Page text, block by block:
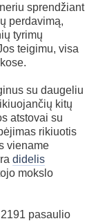
sprendžiant
perdavimą,
tyrimų
teigimu, visa
su daugeliu
kitų
atstovai su
rikiuotis
viename
didelis
mokslo
pasaulio